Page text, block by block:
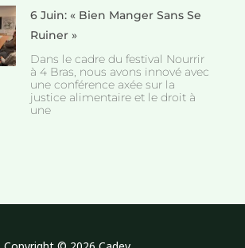
6 Juin: « Bien Manger Sans Se
Ruiner »
Dans le cadre du festival Nourrir
à 4 Bras, nous avons innové avec
une conférence axée sur la
justice alimentaire et le droit à
une